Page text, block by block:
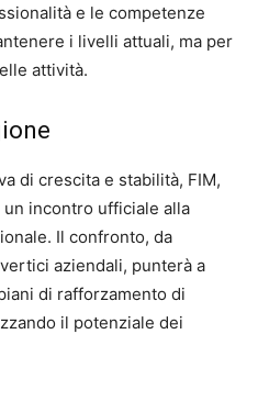
e le competenze
i livelli attuali, ma per
attività.
di crescita e stabilità, FIM,
un incontro ufficiale alla
Il confronto, da
aziendali, punterà a
di rafforzamento di
il potenziale dei